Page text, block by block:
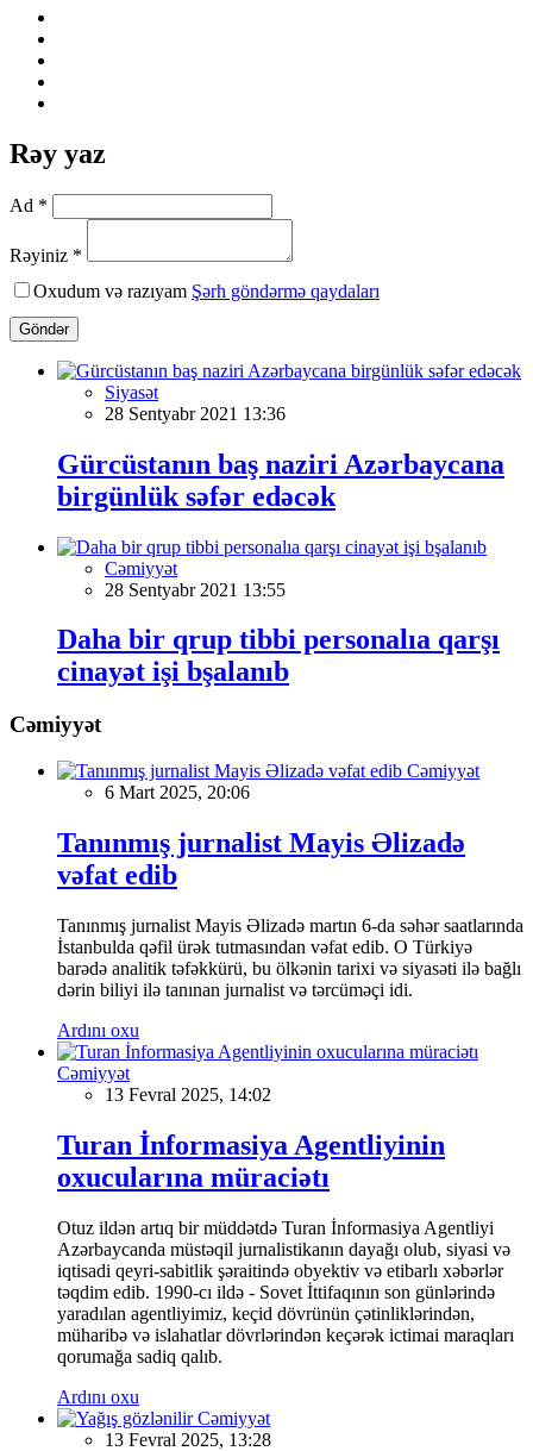
Rəy yaz
Ad *
Rəyiniz *
Oxudum və razıyam Şərh göndərmə qaydaları
Göndər
Siyasət
28 Sentyabr 2021 13:36
Gürcüstanın baş naziri Azərbaycana
birgünlük səfər edəcək
Cəmiyyət
28 Sentyabr 2021 13:55
Daha bir qrup tibbi personalıa qarşı
cinayət işi bşalanıb
Cəmiyyət
Cəmiyyət
6 Mart 2025, 20:06
Tanınmış jurnalist Mayis Əlizadə
vəfat edib
Tanınmış jurnalist Mayis Əlizadə martın 6-da səhər saatlarında
İstanbulda qəfil ürək tutmasından vəfat edib. O Türkiyə
barədə analitik təfəkkürü, bu ölkənin tarixi və siyasəti ilə bağlı
dərin biliyi ilə tanınan jurnalist və tərcüməçi idi.
Ardını oxu
Cəmiyyət
13 Fevral 2025, 14:02
Turan İnformasiya Agentliyinin
oxucularına müraciətı
Otuz ildən artıq bir müddətdə Turan İnformasiya Agentliyi
Azərbaycanda müstəqil jurnalistikanın dayağı olub, siyasi və
iqtisadi qeyri-sabitlik şəraitində obyektiv və etibarlı xəbərlər
təqdim edib. 1990-cı ildə - Sovet İttifaqının son günlərində
yaradılan agentliyimiz, keçid dövrünün çətinliklərindən,
müharibə və islahatlar dövrlərindən keçərək ictimai maraqları
qorumağa sadiq qalıb.
Ardını oxu
Cəmiyyət
13 Fevral 2025, 13:28